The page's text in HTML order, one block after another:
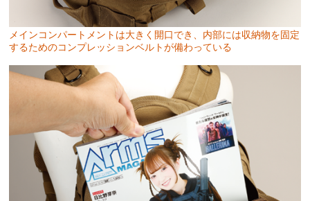
メインコンパートメントは大きく開口でき、内部には収納物を固定
するためのコンプレッションベルトが備わっている